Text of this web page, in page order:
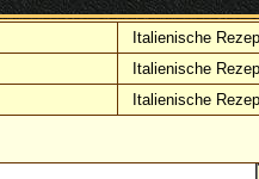
Italienische
Italienische
Italienische